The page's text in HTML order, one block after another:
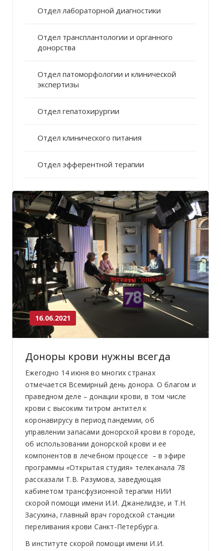
Отдел лабораторной диагностики
Отдел трансплантологии и органного
донорства
Отдел патоморфологии и клинической
экспертизы
Отдел гепатохирургии
Отдел клинического питания
Отдел эфферентной терапии
16.06.2021
Доноры крови нужны всегда
Ежегодно 14 июня во многих странах
отмечается Всемирный день донора. О благом и
праведном деле – донации крови, в том числе
крови с высоким титром антител к
коронавирусу в период пандемии, об
управлении запасами донорской крови в городе,
об использовании донорской крови и ее
компонентов в лечебном процессе – в эфире
программы «Открытая студия» телеканала 78
рассказали Т.В. Разумова, заведующая
кабинетом трансфузионной терапии НИИ
скорой помощи имени И.И. Джанелидзе, и Т.Н.
Засухина, главный врач городской станции
переливания крови Санкт-Петербурга.
В институте скорой помощи имени И.И.